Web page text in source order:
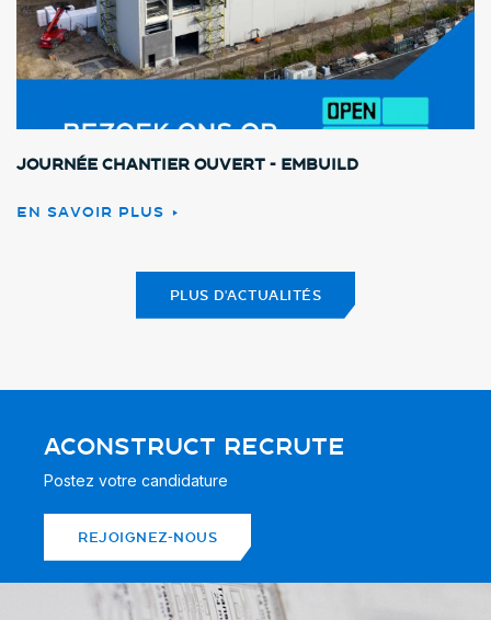
Journée chantier ouvert - Embuild
EN SAVOIR PLUS
PLUS D'ACTUALITÉS
ACONSTRUCT RECRUTE
Postez votre candidature
REJOIGNEZ-NOUS